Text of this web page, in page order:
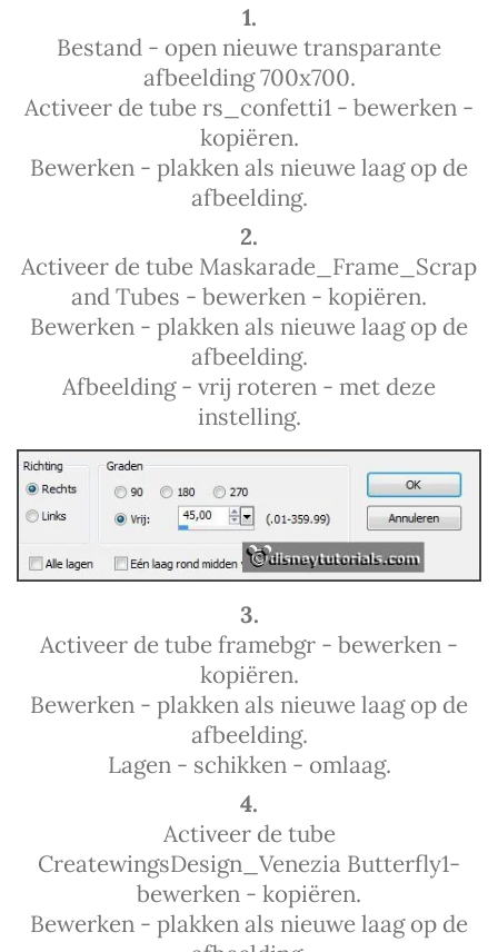
1.
Bestand - open nieuwe transparante
afbeelding 700x700.
Activeer de tube rs_confetti1 - bewerken -
kopiëren.
Bewerken - plakken als nieuwe laag op de
afbeelding.
2.
Activeer de tube Maskarade_Frame_Scrap
and Tubes - bewerken - kopiëren.
Bewerken - plakken als nieuwe laag op de
afbeelding.
Afbeelding - vrij roteren - met deze
instelling.
3.
Activeer de tube framebgr - bewerken -
kopiëren.
Bewerken - plakken als nieuwe laag op de
afbeelding.
Lagen - schikken - omlaag.
4.
Activeer de tube
CreatewingsDesign_Venezia Butterfly1-
bewerken - kopiëren.
Bewerken - plakken als nieuwe laag op de